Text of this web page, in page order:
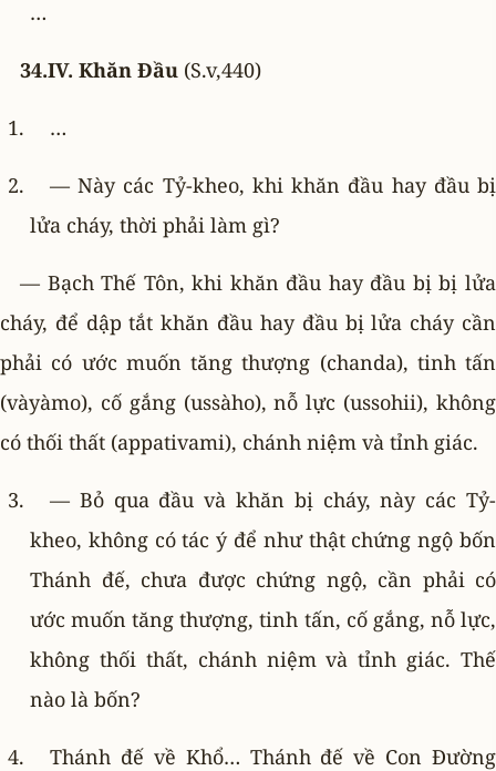
…
34.IV. Khăn Ðầu (S.v,440)
…
— Này các Tỷ-kheo, khi khăn đầu hay đầu bị
lửa cháy, thời phải làm gì?
— Bạch Thế Tôn, khi khăn đầu hay đầu bị bị lửa
cháy, để dập tắt khăn đầu hay đầu bị lửa cháy cần
phải có ước muốn tăng thượng (chanda), tinh tấn
(vàyàmo), cố gắng (ussàho), nỗ lực (ussohii), không
có thối thất (appativami), chánh niệm và tỉnh giác.
— Bỏ qua đầu và khăn bị cháy, này các Tỷ-
kheo, không có tác ý để như thật chứng ngộ bốn
Thánh đế, chưa được chứng ngộ, cần phải có
ước muốn tăng thượng, tinh tấn, cố gắng, nỗ lực,
không thối thất, chánh niệm và tỉnh giác. Thế
nào là bốn?
Thánh đế về Khổ… Thánh đế về Con Ðường